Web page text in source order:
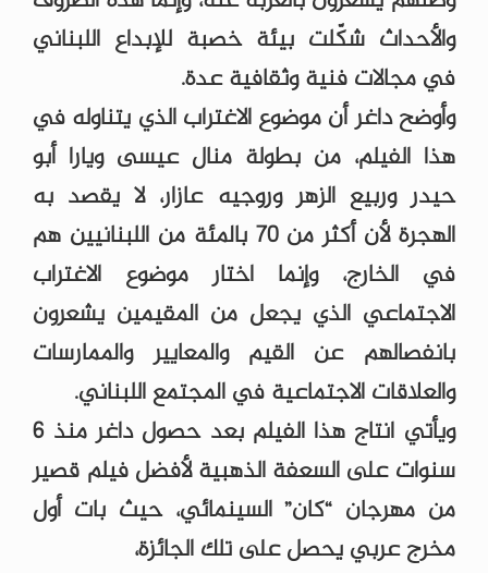
والأحداث شكّلت بيئة خصبة للإبداع اللبناني
في مجالات فنية وثقافية عدة.
وأوضح داغر أن موضوع الاغتراب الذي يتناوله في
هذا الفيلم، من بطولة منال عيسى ويارا أبو
حيدر وربيع الزهر وروجيه عازار، لا يقصد به
الهجرة لأن أكثر من 70 بالمئة من اللبنانيين هم
في الخارج، وإنما اختار موضوع الاغتراب
الاجتماعي الذي يجعل من المقيمين يشعرون
بانفصالهم عن القيم والمعايير والممارسات
والعلاقات الاجتماعية في المجتمع اللبناني.
ويأتي انتاج هذا الفيلم بعد حصول داغر منذ 6
سنوات على السعفة الذهبية لأفضل فيلم قصير
من مهرجان “كان” السينمائي، حيث بات أول
مخرج عربي يحصل على تلك الجائزة،